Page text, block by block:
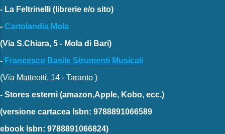
- La Feltrinelli (librerie e/o sito)
- Cartolandia Mola
(Via S.Chiara, 5 - Mola di Bari)
- Francesco Basile Strumenti Musicali
(Via Matteotti, 14 - Taranto )
- Stores esterni (amazon,Apple, Kobo, ecc.)
(versione cartacea Isbn: 9788891066589
ebook Isbn: 9788891066824)